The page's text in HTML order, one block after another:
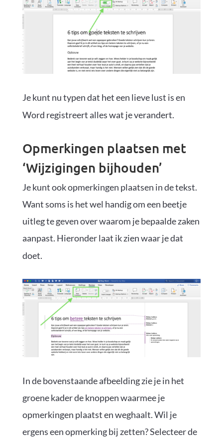
Je kunt nu typen dat het een lieve lust is en
Word registreert alles wat je verandert.
Opmerkingen plaatsen met
‘Wijzigingen bijhouden’
Je kunt ook opmerkingen plaatsen in de tekst.
Want soms is het wel handig om een beetje
uitleg te geven over waarom je bepaalde zaken
aanpast. Hieronder laat ik zien waar je dat
doet.
In de bovenstaande afbeelding zie je in het
groene kader de knoppen waarmee je
opmerkingen plaatst en weghaalt. Wil je
ergens een opmerking bij zetten? Selecteer de